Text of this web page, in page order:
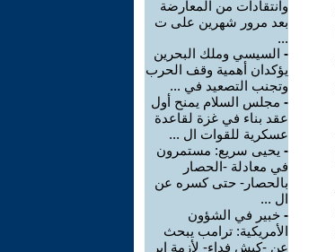
وانتقادات من المعارضة
بعد مرور شهرين على ت
...
- السيسي وملك البحرين
يؤكدان أهمية وقف الحرب
وتجنب التصعيد في ...
- مجلس السلام يمنح أول
عقد بناء في غزة لقاعدة
عسكرية للقوات ال ...
- يحيى سريع: مستمرون
في معادلة -الحصار
بالحصار- حتى كسره عن
ال ...
- خبير في الشؤون
الأمريكية: ترامب يبحث
عن -كبش فداء- لأزمة إير